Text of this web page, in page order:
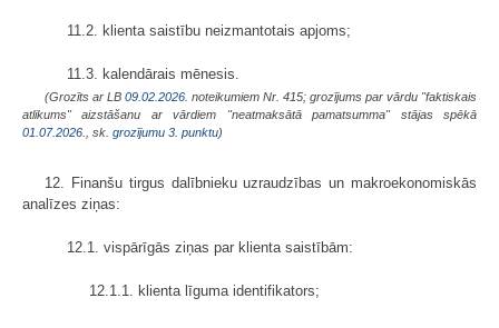
11.2. klienta saistību neizmantotais apjoms;
11.3. kalendārais mēnesis.
(Grozīts ar LB 09.02.2026. noteikumiem Nr. 415; grozījums par vārdu "faktiskais
atlikums" aizstāšanu ar vārdiem "neatmaksātā pamatsumma" stājas spēkā
01.07.2026.
, sk. grozījumu 3. punktu)
12. Finanšu tirgus dalībnieku uzraudzības un makroekonomiskās
analīzes ziņas:
12.1. vispārīgās ziņas par klienta saistībām:
12.1.1. klienta līguma identifikators;